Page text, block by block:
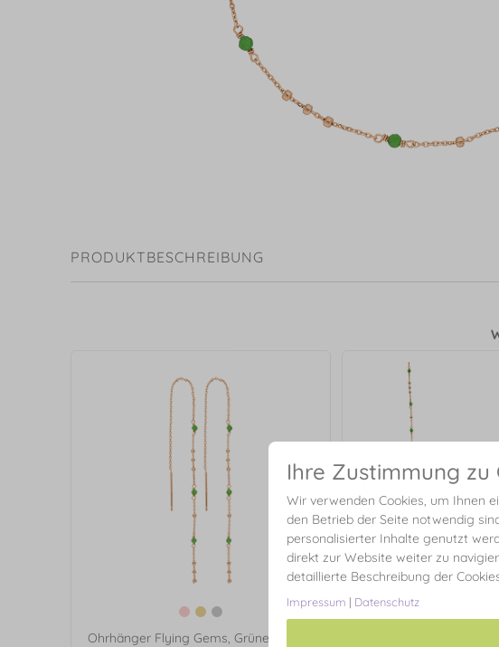
PRODUKTBESCHREIBUNG
Ohrhänger Flying Gems, Grüner Achat,
Lange Halskette
Ihre Zustimmung zu
Wir verwenden Cookies, um Ihnen
den Betrieb der Seite notwendig
personalisierter Inhalte genutzt
direkt zur Website weiter zu
detaillierte Beschreibung der
Impressum | Datenschutz